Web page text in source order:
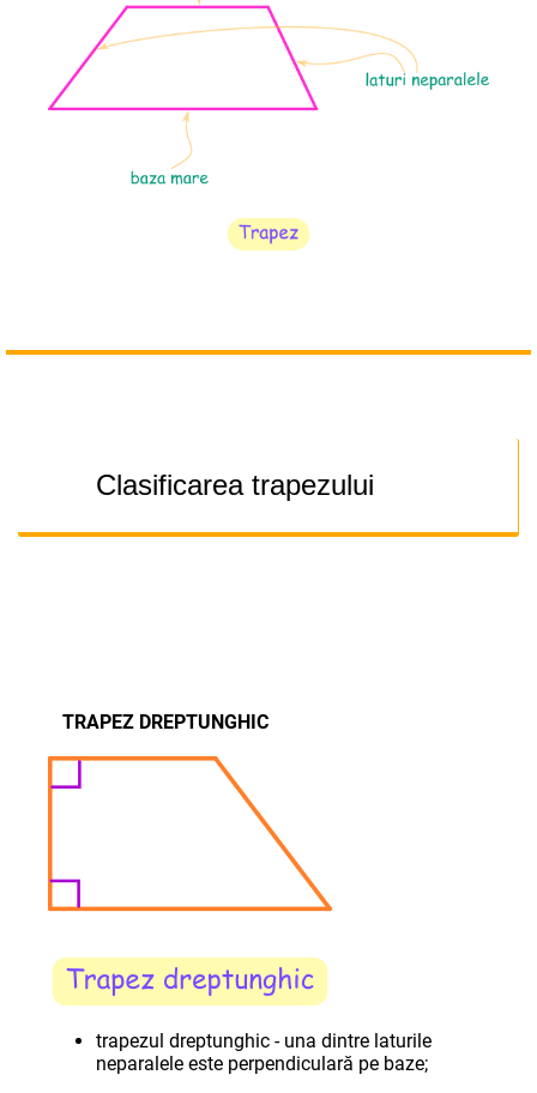
Clasificarea trapezului
TRAPEZ DREPTUNGHIC
trapezul dreptunghic - una dintre laturile
neparalele este perpendiculară pe baze;